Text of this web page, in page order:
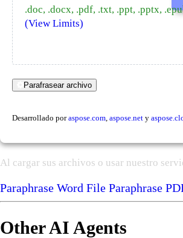
.doc, .docx, .pdf, .txt, .ppt, .pptx,
(View Limits)
Parafrasear archivo
Desarrollado poraspose.com aspose.net y
Al cargar sus archivos o usar nuestro
Paraphrase Word File Paraphrase
Other AI Agents